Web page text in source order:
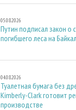
05.08.2026
Путин подписал закон о
погибшего леса на
04.08.2026
Туалетная бумага без
Kimberly-Clark готовит
производстве